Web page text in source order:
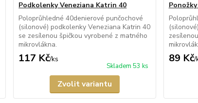
Podkolenky Veneziana Katrin 40
Poloprůhledné 40denierové punčochové
(silonové) podkolenky Veneziana Katrin 40
se zesílenou špičkou vyrobené z matného
mikrovlákna.
117 Kč/ks
Skladem 53 ks
Zvolit variantu
89 Kč/